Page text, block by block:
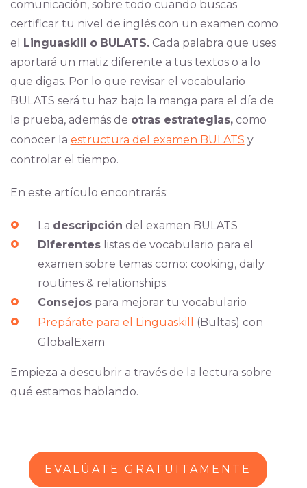
comunicación, sobre todo cuando buscas
certificar tu nivel de inglés con un examen como
el Linguaskill o BULATS.Cada palabra que uses
aportará un matiz diferente a tus textos o a lo
que digas. Por lo que revisar el vocabulario
BULATS será tu haz bajo la manga para el día de
la prueba, además de otras estrategias,como
conocer la estructura del examen BULATS y
controlar el tiempo.
En este artículo encontrarás:
La descripción del examen BULATS
Diferenteslistas de vocabulario para el
examen sobre temas como: cooking, daily
routines & relationships.
Consejospara mejorar tu vocabulario
Prepárate para el Linguaskill
(Bultas) con
GlobalExam
Empieza a descubrir a través de la lectura sobre
qué estamos hablando.
EVALÚATE GRATUITAMENTE